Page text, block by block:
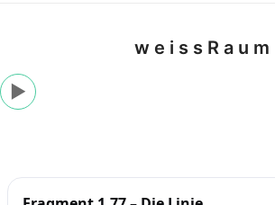
w e i s s R a u m
▶